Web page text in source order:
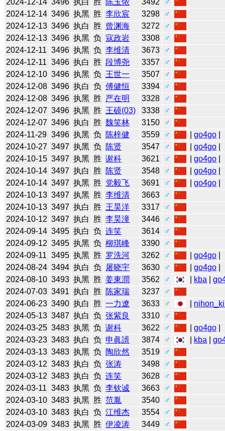
2024-12-14 3496 执黑 胜 李欣宸 3298
♂
2024-12-13 3496 执白 胜 曾渊海 3272
♂
2024-12-13 3496 执黑 负 寇政岩 3308
♂
2024-12-11 3496 执黑 负 李维清 3673
♂
2024-12-11 3496 执白 胜 段博尧 3357
♂
2024-12-10 3496 执黑 负 王世一 3507
♂
2024-12-08 3496 执白 负 傅健恒 3394
♂
2024-12-08 3496 执黑 胜 严在明 3328
♂
2024-12-07 3496 执黑 胜 王硕(03) 3338
♂
2024-12-07 3496 执白 胜 魏笑林 3150
♂
2024-11-29 3496 执黑 负 陈梓健 3559 ♂ |go4go
2024-10-27 3497 执黑 负 陈贤 3547 ♂ |go4go
2024-10-15 3497 执黑 胜 谢科 3621 ♂ |go4go
2024-10-14 3497 执白 胜 陈贤 3548 ♂ |go4go
2024-10-14 3497 执黑 胜 党毅飞 3691 ♂ |go4go
2024-10-13 3497 执黑 胜 李维清 3663
♂
2024-10-13 3497 执白 胜 王昊洋 3317
♂
2024-10-12 3497 执白 胜 李昊潼 3446
♂
2024-09-14 3495 执白 负 连笑 3614
♂
2024-09-12 3495 执黑 负 柳琪峰 3390
♂
2024-09-11 3495 执黑 胜 罗洗河 3262 ♂ |go4go
2024-08-24 3494 执白 负 屠晓宇 3630 ♂ |go4go
2024-08-10 3493 执黑 胜 姜東潤 3562 ♂ kba |
2024-07-03 3491 执白 胜 陈家瑞 3237
♂
2024-06-23 3490 执白 胜 一力遼 3633 ♂
2024-05-13 3487 执白 负 张紫良 3310
♂
2024-03-25 3483 执黑 负 谢科 3622 ♂ |go4go
2024-03-23 3483 执白 负 申眞諝 3874 ♂ kba |
2024-03-13 3483 执黑 负 陶欣然 3519
♂
2024-03-12 3483 执白 负 张涛 3498
♂
2024-03-12 3483 执白 负 连笑 3628
♂
2024-03-11 3483 执黑 负 李钦诚 3663
♂
2024-03-10 3483 执黑 胜 范胤 3540
♂
2024-03-10 3483 执白 负 江维杰 3554
♂
2024-03-09 3483 执黑 胜 伊凌涛 3449
♂